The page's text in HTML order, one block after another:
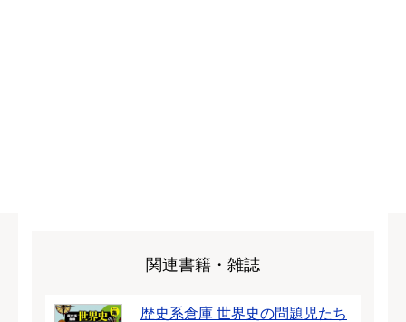
関連書籍・雑誌
歴史系倉庫 世界史の問題児たち